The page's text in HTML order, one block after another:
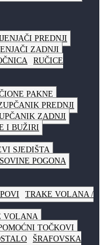
PREDNJI
ZADNJI
RUČICE
PAKNE
PREDNJI
ZADNJI
I BUŽIRI
SJEDIŠTA
POGONA
TRAKE VOLANA /
VOLANA
TOČKOVI
ŠRAFOVSKA